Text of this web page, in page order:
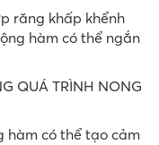
răng khấp khểnh
hàm có thể ngắn
QUÁ TRÌNH NONG
hàm có thể tạo cảm